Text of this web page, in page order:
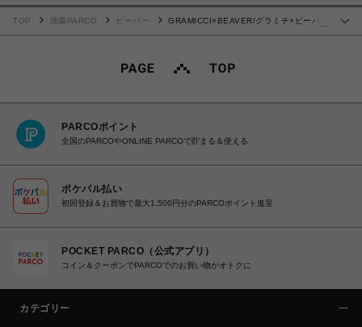
TOP 池袋PARCO ビーバー
GRAMICCI×BEAVER/グラミチ×ビーバ
PARCOポイント
全国のPARCOやONLINE PARCOで貯まる＆使える
ポケパル払い
初回登録＆お買物で最大1,500円分のPARCOポイント進呈
POCKET PARCO（公式アプリ）
コイン＆クーポンでPARCOでのお買い物がオトクに
カテゴリー